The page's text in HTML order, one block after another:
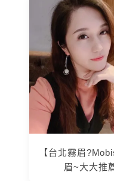
【台北霧眉
眉~大大推